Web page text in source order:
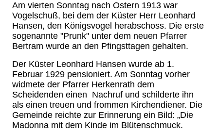
Am vierten Sonntag nach Ostern 1913 war
Vogelschuß, bei dem der Küster Herr Leonhard
Hansen, den Königsvogel herabschoss. Die erste
sogenannte "Prunk" unter dem neuen Pfarrer
Bertram wurde an den Pfingsttagen gehalten.
Der Küster Leonhard Hansen wurde ab 1.
Februar 1929 pensioniert. Am Sonntag vorher
widmete der Pfarrer Herkenrath dem
Scheidenden einen Nachruf und schilderte ihn
als einen treuen und frommen Kirchendiener. Die
Gemeinde reichte zur Erinnerung ein Bild: „Die
Madonna mit dem Kinde im Blütenschmuck.